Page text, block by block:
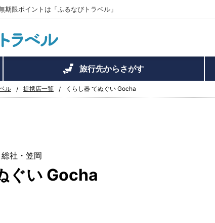
限ポイントは「ふるなびトラベル」
旅行先からさがす
ル 提携店一覧 くらし器 てぬぐい Gocha
社・笠岡
ぐい Gocha